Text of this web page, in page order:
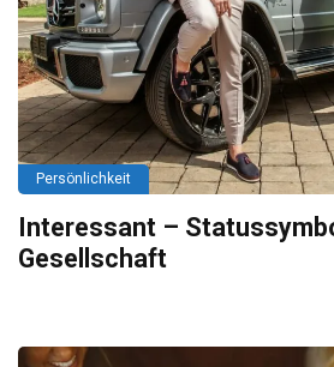
Persönlichkeit
Interessant –
Gesellschaft